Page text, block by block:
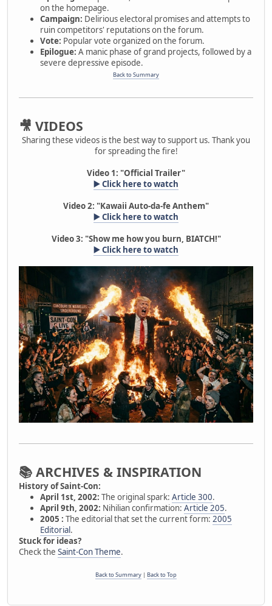
on the homepage.
Campaign: Delirious electoral promises and attempts to
ruin competitors' reputations on the forum.
Vote: Popular vote organized on the forum.
Epilogue: A manic phase of grand projects, followed by a
severe depressive episode.
Back to Summary
🎥 VIDEOS
Sharing these videos is the best way to support us. Thank you
for spreading the fire!
Video 1: "Official Trailer"
▶️ Click here to watch
Video 2: "Kawaii Auto-da-fe Anthem"
▶️ Click here to watch
Video 3: "Show me how you burn, BIATCH!"
▶️ Click here to watch
📚 ARCHIVES & INSPIRATION
History of Saint-Con:
April 1st, 2002: The original spark: Article 300.
April 9th, 2002: Nihilian confirmation: Article 205.
2005 : The editorial that set the current form: 2005
Editorial .
Stuck for ideas?
Check the Saint-Con Theme.
Back to Summary | Back to Top